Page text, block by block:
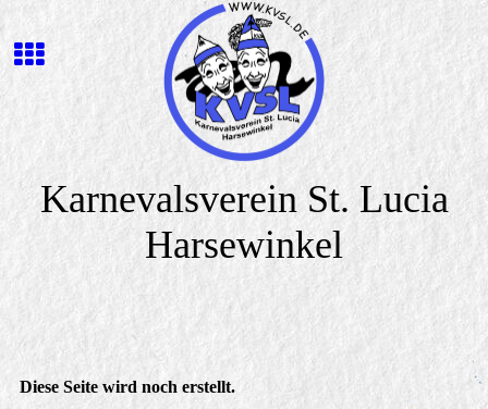
Karnevalsverein St. Lucia
Harsewinkel
Diese Seite wird noch erstellt.